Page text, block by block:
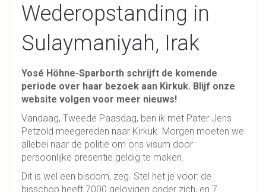
Wederopstanding in
Sulaymaniyah, Irak
Yosé Höhne-Sparborth schrijft de komende
periode over haar bezoek aan Kirkuk. Blijf onze
website volgen voor meer nieuws!
Vandaag, Tweede Paasdag, ben ik met Pater Jens
Petzold meegereden naar Kirkuk. Morgen moeten we
allebei naar de politie om ons visum door
persoonlijke presentie geldig te maken.
Dit is wel een bisdom, zeg. Stel het je voor: de
bisschop heeft 7000 gelovigen onder zich, en 7